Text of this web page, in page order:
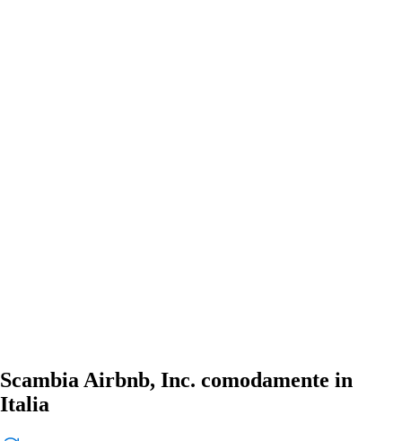
Scambia Airbnb, Inc. comodamente in
Italia